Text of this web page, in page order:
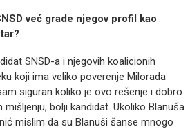
već grade njegov profil kao
SNSD-a i njegovih koalicionih
koji ima veliko poverenje Milorada
siguran koliko je ovo rešenje i dobro
bolji kandidat. Ukoliko Blanuša
mislim da su Blanuši šanse mnogo